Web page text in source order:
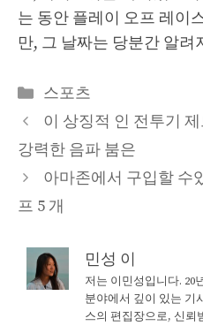
는 동안 플레이 오프 레이
만, 그 날짜는 당분간 알려
Categories
스포츠
이 상징적 인 전투기
강력한 음파 붐은
아마존에서 구입할 수
프 5 개
민성 이
저는 이민성입니다. 20
분야에서 깊이 있는 기
스의 편집장으로, 신뢰